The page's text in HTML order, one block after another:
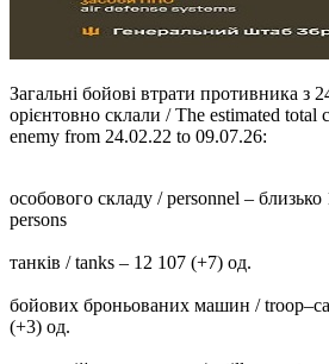
Загальні бойові втрати противника з
орієнтовно склали / The estimated total
enemy from 24.02.22 to 09.07.26:
особового складу / personnel –
persons
танків / tanks – 12 107 (+7) од.
бойових броньованих машин /
(+3) од.